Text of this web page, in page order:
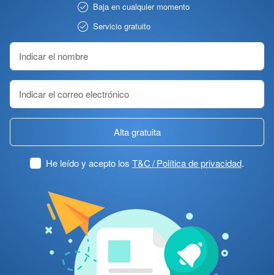
Baja en cualquier momento
Servicio gratuito
Alta gratuita
He leído y acepto los T&C / Política de privacidad.